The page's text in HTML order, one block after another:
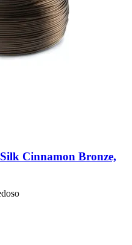
Cinnamon Bronze,